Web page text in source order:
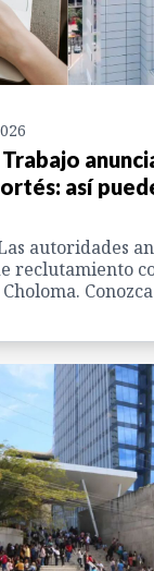
así
autoridades
reclutamiento